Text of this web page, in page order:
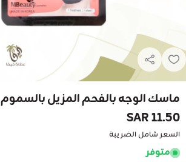
ماسك الوجه بالفحم المزيل بالسموم
11.50 SAR
السعر شامل الضريبة
متوفر